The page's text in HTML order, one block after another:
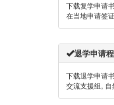
下载复学申请
在当地申请签
退学申请
下载退学申请
交流支援组,